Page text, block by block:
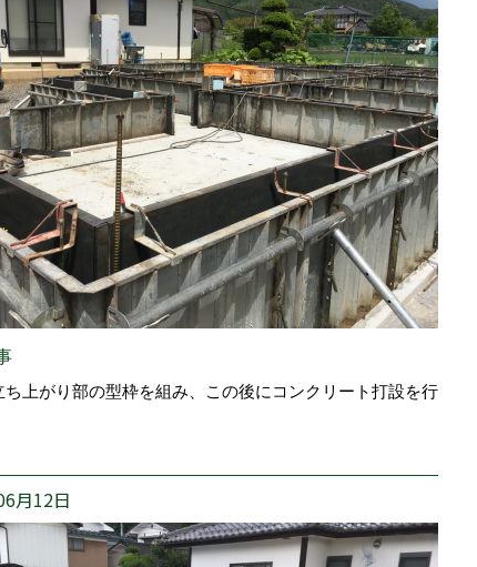
ち上がり部の型枠を組み、この後にコンクリート打設を行
月12日